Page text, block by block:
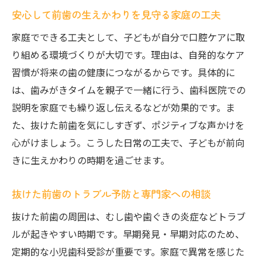
安心して前歯の生えかわりを見守る家庭の工夫
家庭でできる工夫として、子どもが自分で口腔ケアに取
り組める環境づくりが大切です。理由は、自発的なケア
習慣が将来の歯の健康につながるからです。具体的に
は、歯みがきタイムを親子で一緒に行う、歯科医院での
説明を家庭でも繰り返し伝えるなどが効果的です。ま
た、抜けた前歯を気にしすぎず、ポジティブな声かけを
心がけましょう。こうした日常の工夫で、子どもが前向
きに生えかわりの時期を過ごせます。
抜けた前歯のトラブル予防と専門家への相談
抜けた前歯の周囲は、むし歯や歯ぐきの炎症などトラブ
ルが起きやすい時期です。早期発見・早期対応のため、
定期的な小児歯科受診が重要です。家庭で異常を感じた